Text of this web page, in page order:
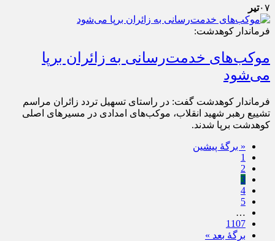
۰۷تیر
فرماندار کوهدشت:
موکب‌های خدمت‌رسانی به زائران برپا
می‌شود
فرماندار کوهدشت گفت: در راستای تسهیل تردد زائران مراسم
تشییع رهبر شهید انقلاب، موکب‌های امدادی در مسیرهای اصلی
کوهدشت برپا شدند.
« برگه‌ٔ پیشین
1
2
3
4
5
…
1107
برگهٔ بعد »